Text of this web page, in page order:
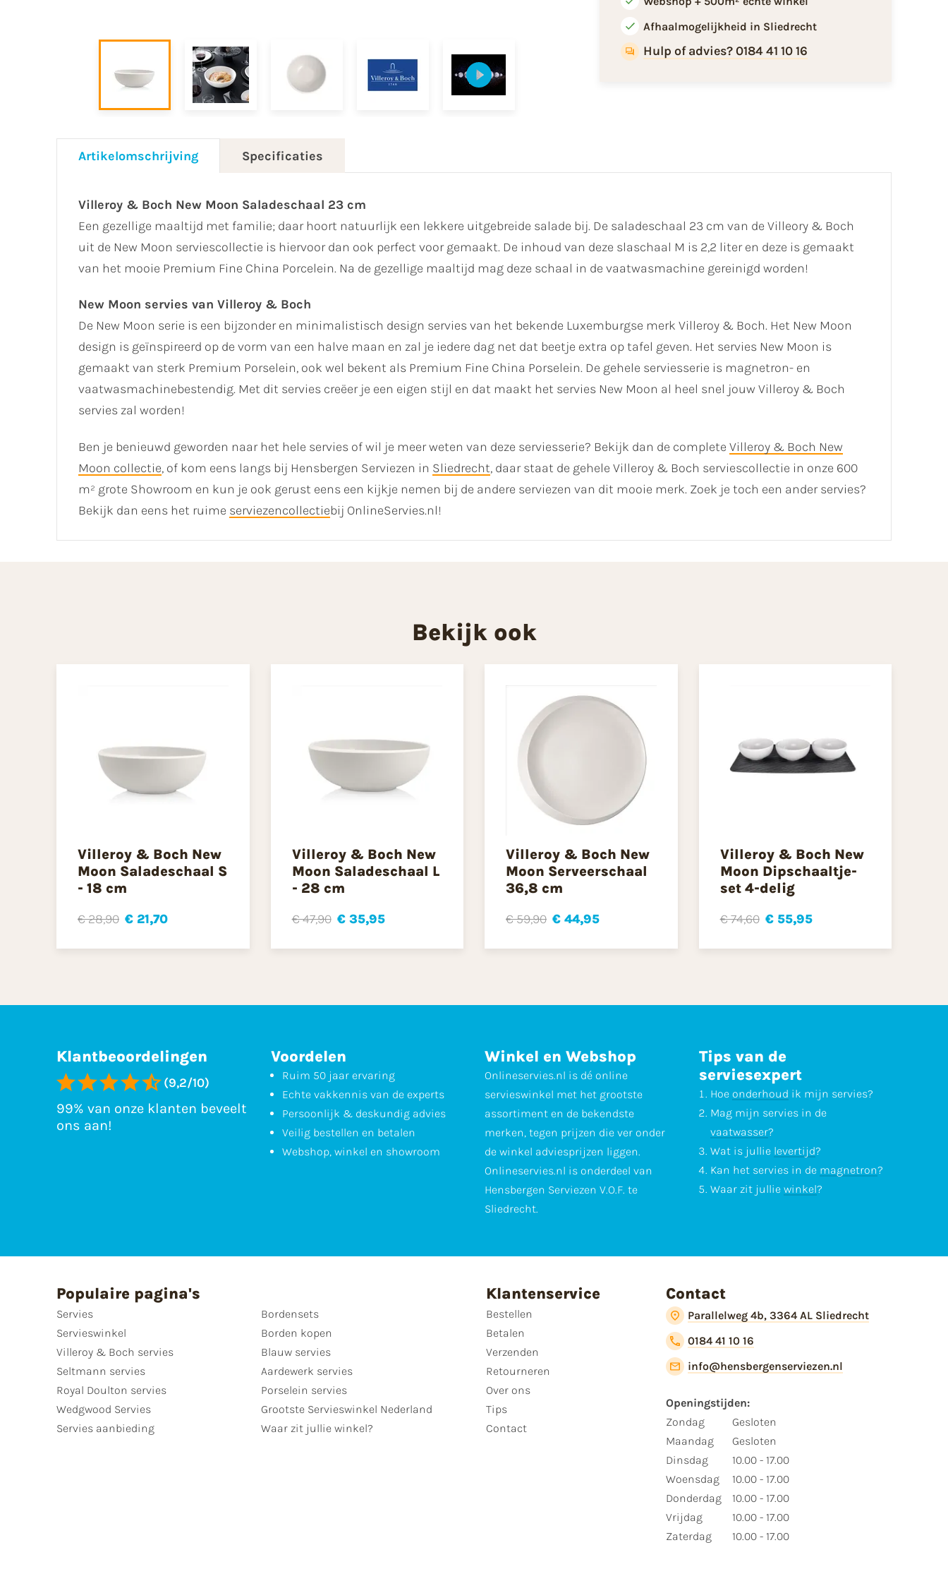
Afhaalmogelijkheid in Sliedrecht
Hulp of advies? 0184 41 10 16
Artikelomschrijving Specificaties
Villeroy & Boch New Moon Saladeschaal 23 cm
Een gezellige maaltijd met familie; daar hoort natuurlijk een lekkere uitgebreide salade bij. De saladeschaal 23 cm van de Villeory & Boch
uit de New Moon serviescollectie is hiervoor dan ook perfect voor gemaakt. De inhoud van deze slaschaal M is 2,2 liter en deze is gemaakt
van het mooie Premium Fine China Porcelein. Na de gezellige maaltijd mag deze schaal in de vaatwasmachine gereinigd worden!
New Moon servies van Villeroy & Boch
De New Moon serie is een bijzonder en minimalistisch design servies van het bekende Luxemburgse merk Villeroy & Boch. Het New Moon
design is geïnspireerd op de vorm van een halve maan en zal je iedere dag net dat beetje extra op tafel geven. Het servies New Moon is
gemaakt van sterk Premium Porselein, ook wel bekent als Premium Fine China Porselein. De gehele serviesserie is magnetron- en
vaatwasmachinebestendig. Met dit servies creëer je een eigen stijl en dat maakt het servies New Moon al heel snel jouw Villeroy & Boch
servies zal worden!
Ben je benieuwd geworden naar het hele servies of wil je meer weten van deze serviesserie? Bekijk dan de complete Villeroy & Boch New
Moon collectie, of kom eens langs bij Hensbergen Serviezen in Sliedrecht, daar staat de gehele Villeroy & Boch serviescollectie in onze 600
m² grote Showroom en kun je ook gerust eens een kijkje nemen bij de andere serviezen van dit mooie merk. Zoek je toch een ander servies?
Bekijk dan eens het ruime serviezencollectiebij OnlineServies.nl!
Bekijk ook
Villeroy & Boch New
Moon Saladeschaal S
- 18 cm
€ 28,90 € 21,70
Villeroy & Boch New
Moon Saladeschaal L
- 28 cm
€ 47,90 € 35,95
Villeroy & Boch New
Moon Serveerschaal
36,8 cm
€ 59,90 € 44,95
Villeroy & Boch New
Moon Dipschaaltje-
set 4-delig
€ 74,60 € 55,95
Klantbeoordelingen
(9,2/10)
99% van onze klanten beveelt
ons aan!
Voordelen
Ruim 50 jaar ervaring
Echte vakkennis van de experts
Persoonlijk & deskundig advies
Veilig bestellen en betalen
Webshop, winkel en showroom
Winkel en Webshop
Onlineservies.nl is dé online
servieswinkel met het grootste
assortiment en de bekendste
merken, tegen prijzen die ver onder
de winkel adviesprijzen liggen.
Onlineservies.nl is onderdeel van
Hensbergen Serviezen V.O.F. te
Sliedrecht.
Tips van de
serviesexpert
Hoe onderhoud ik mijn servies?
Mag mijn servies in de
vaatwasser?
Wat is jullie levertijd?
Kan het servies in de magnetron?
Waar zit jullie winkel?
Populaire pagina's
Servies
Servieswinkel
Villeroy & Boch servies
Seltmann servies
Royal Doulton servies
Wedgwood Servies
Servies aanbieding
Bordensets
Borden kopen
Blauw servies
Aardewerk servies
Porselein servies
Grootste Servieswinkel Nederland
Waar zit jullie winkel?
Klantenservice
Bestellen
Betalen
Verzenden
Retourneren
Over ons
Tips
Contact
Contact
Parallelweg 4b, 3364 AL Sliedrecht
0184 41 10 16
info@hensbergenserviezen.nl
Openingstijden:
Zondag
Maandag
Dinsdag
Woensdag
Donderdag
Vrijdag
Zaterdag
Gesloten
Gesloten
10.00 - 17.00
10.00 - 17.00
10.00 - 17.00
10.00 - 17.00
10.00 - 17.00